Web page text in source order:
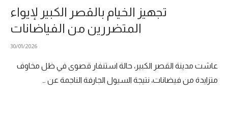
تجهيز الخيام بالقصر الكبير لإيواء
المتضررين من الفياضانات
30/01/2026
عاشت مدينة القصر الكبير، حالة استنفار قصوى في ظل مخاوف
متزايدة من فيضانات، نتيجة السيول الجارفة الناجمة عن …